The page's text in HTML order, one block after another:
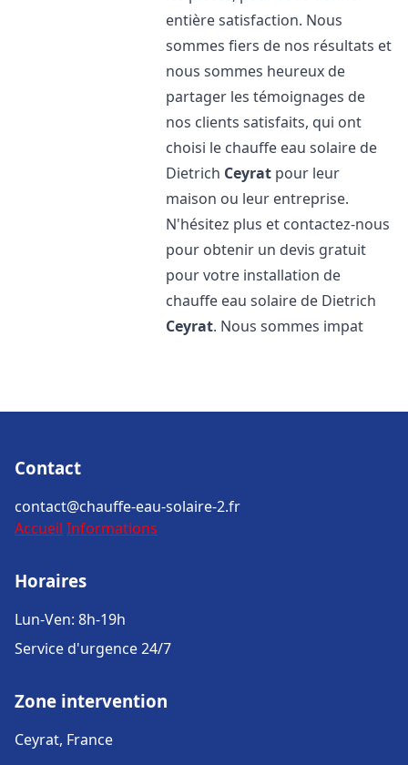
entière satisfaction. Nous
sommes fiers de nos résultats et
nous sommes heureux de
partager les témoignages de
nos clients satisfaits, qui ont
choisi le chauffe eau solaire de
Dietrich Ceyrat pour leur
maison ou leur entreprise.
N'hésitez plus et contactez-nous
pour obtenir un devis gratuit
pour votre installation de
chauffe eau solaire de Dietrich
Ceyrat. Nous sommes impat
Contact
contact@chauffe-eau-solaire-2.fr
Accueil Informations
Horaires
Lun-Ven: 8h-19h
Service d'urgence 24/7
Zone intervention
Ceyrat, France